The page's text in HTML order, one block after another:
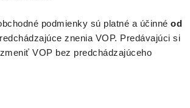
podmienky sú platné a účinné od
znenia VOP. Predávajúci si
VOP bez predchádzajúceho